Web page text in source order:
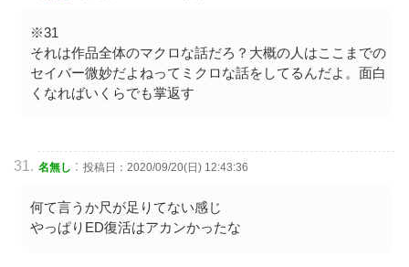
※31
それは作品全体のマクロな話だろ？大概の人はここまでの
セイバー微妙だよねってミクロな話をしてるんだよ。面白
くなればいくらでも掌返す
名無し : 投稿日：2020/09/20(日) 12:43:36
何て言うか尺が足りてない感じ
やっぱりED復活はアカンかったな